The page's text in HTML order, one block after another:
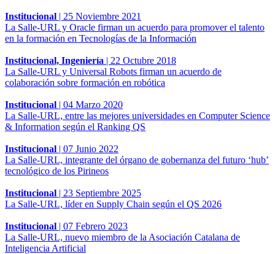
Institucional | 25 Noviembre 2021
La Salle-URL y Oracle firman un acuerdo para promover el talento
en la formación en Tecnologías de la Información
Institucional, Ingeniería | 22 Octubre 2018
La Salle-URL y Universal Robots firman un acuerdo de
colaboración sobre formación en robótica
Institucional | 04 Marzo 2020
La Salle-URL, entre las mejores universidades en Computer Science
& Information según el Ranking QS
Institucional | 07 Junio 2022
La Salle-URL, integrante del órgano de gobernanza del futuro ‘hub’
tecnológico de los Pirineos
Institucional | 23 Septiembre 2025
La Salle-URL, líder en Supply Chain según el QS 2026
Institucional | 07 Febrero 2023
La Salle-URL, nuevo miembro de la Asociación Catalana de
Inteligencia Artificial